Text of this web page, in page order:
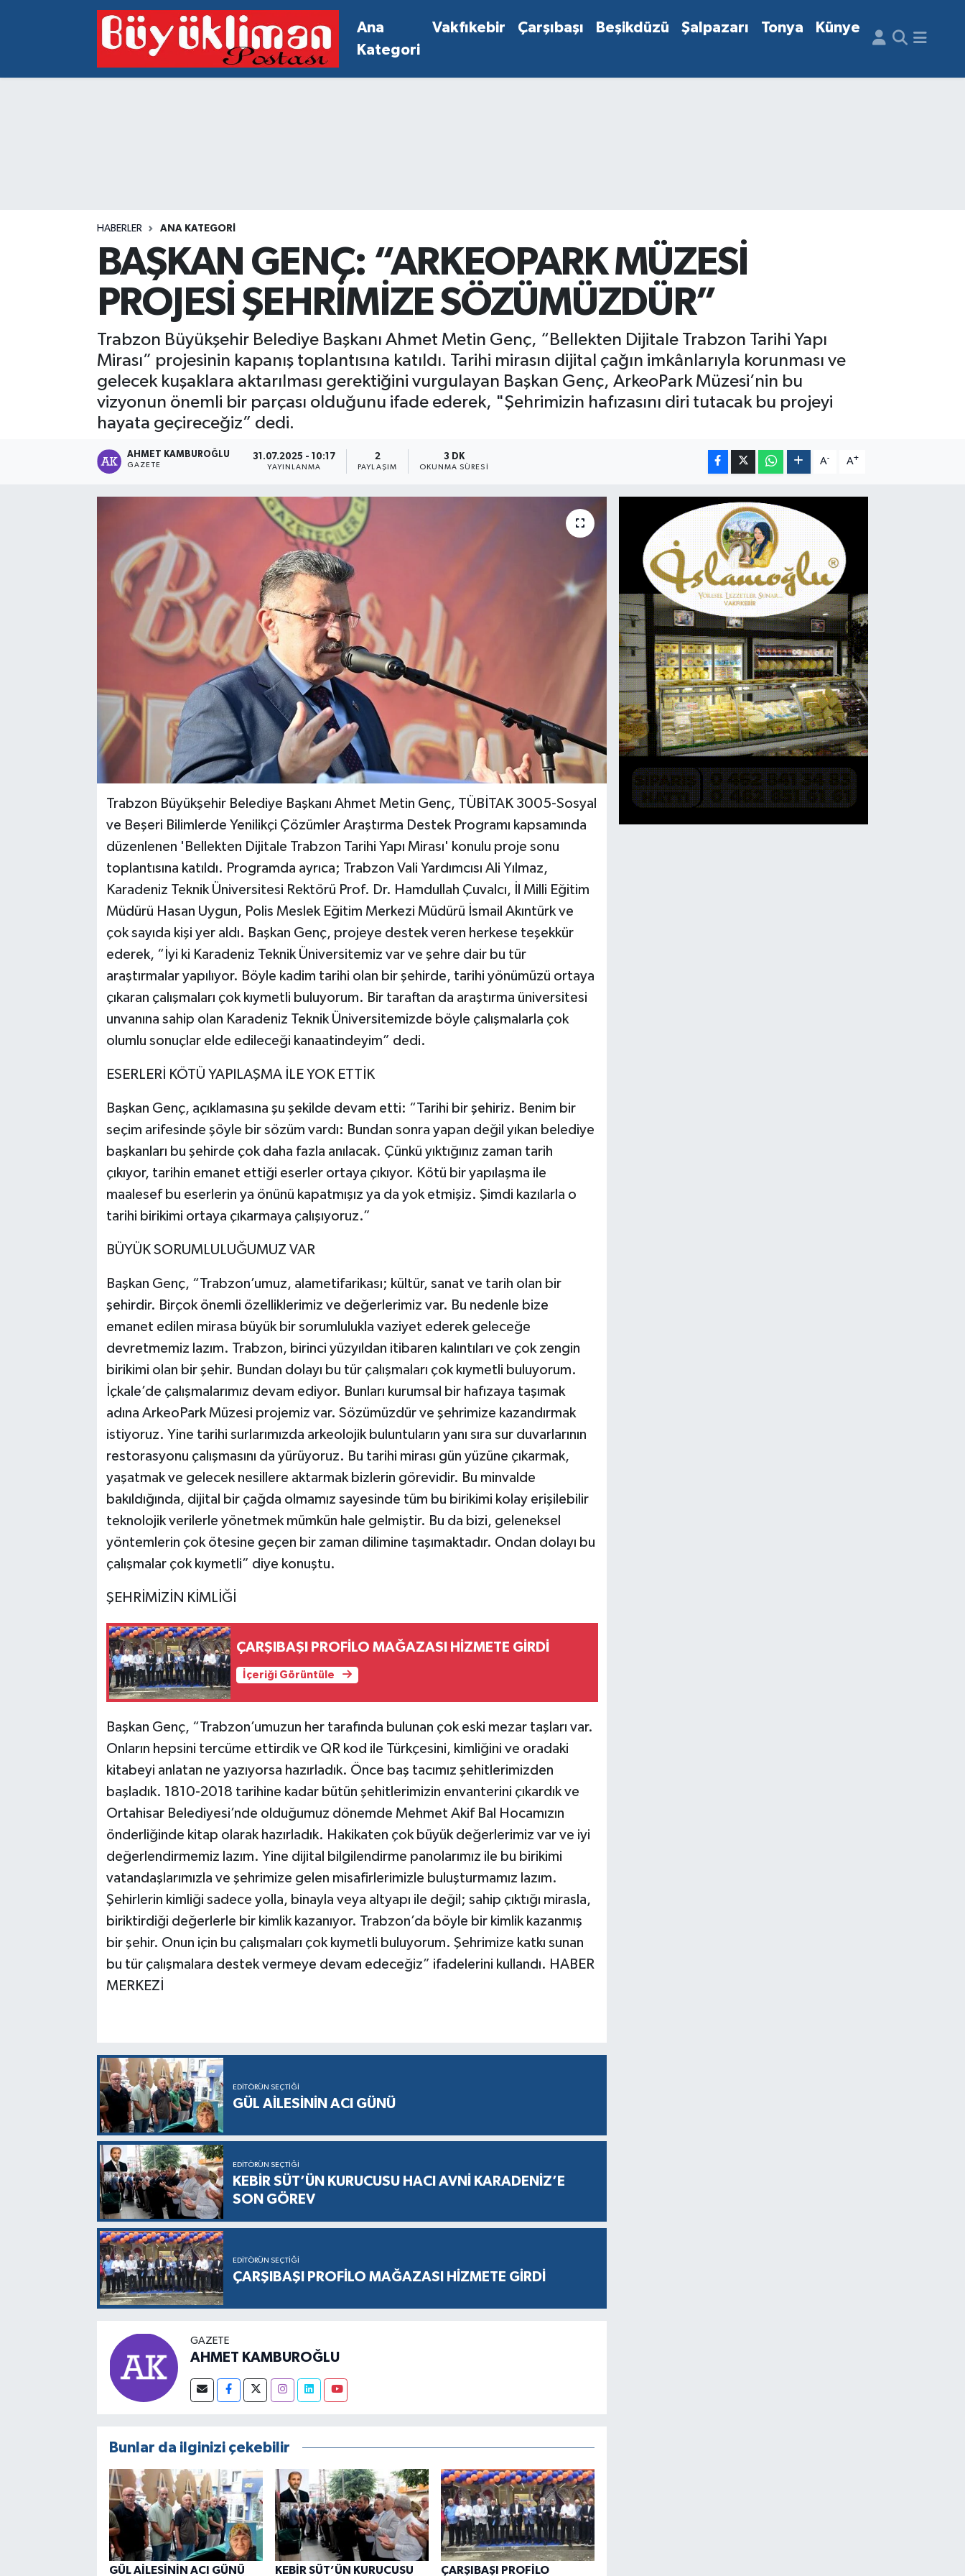
Ana
Kategori
Vakfıkebir Çarşıbaşı Beşikdüzü Şalpazarı Tonya Künye
HABERLER ANA KATEGORI
BAŞKAN GENÇ: “ARKEOPARK MÜZESİ
PROJESİ ŞEHRİMİZE SÖZÜMÜZDÜR”
Trabzon Büyükşehir Belediye Başkanı Ahmet Metin Genç, “Bellekten Dijitale Trabzon Tarihi Yapı
Mirası” projesinin kapanış toplantısına katıldı. Tarihi mirasın dijital çağın imkânlarıyla korunması ve
gelecek kuşaklara aktarılması gerektiğini vurgulayan Başkan Genç, ArkeoPark Müzesi’nin bu
vizyonun önemli bir parçası olduğunu ifade ederek, "Şehrimizin hafızasını diri tutacak bu projeyi
hayata geçireceğiz” dedi.
AHMET KAMBUROĞLU
GAZETE
31.07.2025 - 10:17
YAYINLANMA
2
PAYLAŞIM
3 DK
OKUNMA SÜRESI
A- A+
Trabzon Büyükşehir Belediye Başkanı Ahmet Metin Genç, TÜBİTAK 3005-Sosyal
ve Beşeri Bilimlerde Yenilikçi Çözümler Araştırma Destek Programı kapsamında
düzenlenen 'Bellekten Dijitale Trabzon Tarihi Yapı Mirası' konulu proje sonu
toplantısına katıldı. Programda ayrıca; Trabzon Vali Yardımcısı Ali Yılmaz,
Karadeniz Teknik Üniversitesi Rektörü Prof. Dr. Hamdullah Çuvalcı, İl Milli Eğitim
Müdürü Hasan Uygun, Polis Meslek Eğitim Merkezi Müdürü İsmail Akıntürk ve
çok sayıda kişi yer aldı. Başkan Genç, projeye destek veren herkese teşekkür
ederek, “İyi ki Karadeniz Teknik Üniversitemiz var ve şehre dair bu tür
araştırmalar yapılıyor. Böyle kadim tarihi olan bir şehirde, tarihi yönümüzü ortaya
çıkaran çalışmaları çok kıymetli buluyorum. Bir taraftan da araştırma üniversitesi
unvanına sahip olan Karadeniz Teknik Üniversitemizde böyle çalışmalarla çok
olumlu sonuçlar elde edileceği kanaatindeyim” dedi.
ESERLERİ KÖTÜ YAPILAŞMA İLE YOK ETTİK
Başkan Genç, açıklamasına şu şekilde devam etti: “Tarihi bir şehiriz. Benim bir
seçim arifesinde şöyle bir sözüm vardı: Bundan sonra yapan değil yıkan belediye
başkanları bu şehirde çok daha fazla anılacak. Çünkü yıktığınız zaman tarih
çıkıyor, tarihin emanet ettiği eserler ortaya çıkıyor. Kötü bir yapılaşma ile
maalesef bu eserlerin ya önünü kapatmışız ya da yok etmişiz. Şimdi kazılarla o
tarihi birikimi ortaya çıkarmaya çalışıyoruz.”
BÜYÜK SORUMLULUĞUMUZ VAR
Başkan Genç, “Trabzon’umuz, alametifarikası; kültür, sanat ve tarih olan bir
şehirdir. Birçok önemli özelliklerimiz ve değerlerimiz var. Bu nedenle bize
emanet edilen mirasa büyük bir sorumlulukla vaziyet ederek geleceğe
devretmemiz lazım. Trabzon, birinci yüzyıldan itibaren kalıntıları ve çok zengin
birikimi olan bir şehir. Bundan dolayı bu tür çalışmaları çok kıymetli buluyorum.
İçkale’de çalışmalarımız devam ediyor. Bunları kurumsal bir hafızaya taşımak
adına ArkeoPark Müzesi projemiz var. Sözümüzdür ve şehrimize kazandırmak
istiyoruz. Yine tarihi surlarımızda arkeolojik buluntuların yanı sıra sur duvarlarının
restorasyonu çalışmasını da yürüyoruz. Bu tarihi mirası gün yüzüne çıkarmak,
yaşatmak ve gelecek nesillere aktarmak bizlerin görevidir. Bu minvalde
bakıldığında, dijital bir çağda olmamız sayesinde tüm bu birikimi kolay erişilebilir
teknolojik verilerle yönetmek mümkün hale gelmiştir. Bu da bizi, geleneksel
yöntemlerin çok ötesine geçen bir zaman dilimine taşımaktadır. Ondan dolayı bu
çalışmalar çok kıymetli” diye konuştu.
ŞEHRİMİZİN KİMLİĞİ
ÇARŞIBAŞI PROFİLO MAĞAZASI HİZMETE GİRDİ
İçeriği Görüntüle
Başkan Genç, “Trabzon’umuzun her tarafında bulunan çok eski mezar taşları var.
Onların hepsini tercüme ettirdik ve QR kod ile Türkçesini, kimliğini ve oradaki
kitabeyi anlatan ne yazıyorsa hazırladık. Önce baş tacımız şehitlerimizden
başladık. 1810-2018 tarihine kadar bütün şehitlerimizin envanterini çıkardık ve
Ortahisar Belediyesi’nde olduğumuz dönemde Mehmet Akif Bal Hocamızın
önderliğinde kitap olarak hazırladık. Hakikaten çok büyük değerlerimiz var ve iyi
değerlendirmemiz lazım. Yine dijital bilgilendirme panolarımız ile bu birikimi
vatandaşlarımızla ve şehrimize gelen misafirlerimizle buluşturmamız lazım.
Şehirlerin kimliği sadece yolla, binayla veya altyapı ile değil; sahip çıktığı mirasla,
biriktirdiği değerlerle bir kimlik kazanıyor. Trabzon’da böyle bir kimlik kazanmış
bir şehir. Onun için bu çalışmaları çok kıymetli buluyorum. Şehrimize katkı sunan
bu tür çalışmalara destek vermeye devam edeceğiz” ifadelerini kullandı. HABER
MERKEZİ
EDITÖRÜN SEÇTIĞI
GÜL AİLESİNİN ACI GÜNÜ
EDITÖRÜN SEÇTIĞI
KEBİR SÜT’ÜN KURUCUSU HACI AVNİ KARADENİZ’E
SON GÖREV
EDITÖRÜN SEÇTIĞI
ÇARŞIBAŞI PROFİLO MAĞAZASI HİZMETE GİRDİ
GAZETE
AHMET KAMBUROĞLU
Bunlar da ilginizi çekebilir
GÜL AİLESİNİN ACI GÜNÜ KEBİR SÜT’ÜN KURUCUSU ÇARŞIBAŞI PROFİLO
Vakfıkebir Hava Durumu